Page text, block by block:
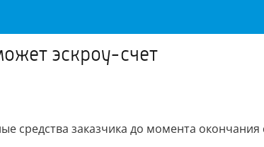
эскроу-счет
средства заказчика до момента окончания